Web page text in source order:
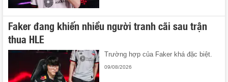
Faker đang khiến nhiều người tranh cãi sau trận
thua HLE
Trường hợp của Faker khá đặc biệt.
09/08/2026